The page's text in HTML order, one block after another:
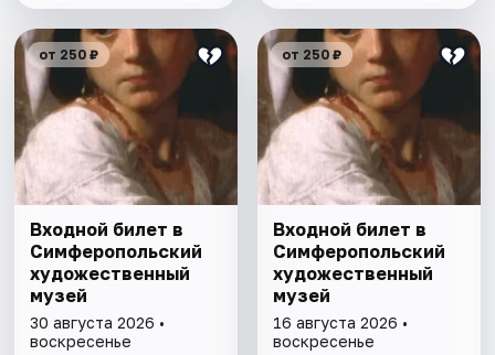
от 250 ₽
Входной билет в
Симферопольский
художественный
музей
30 августа 2026 •
воскресенье
от 250 ₽
Входной билет в
Симферопольский
художественный
музей
16 августа 2026 •
воскресенье